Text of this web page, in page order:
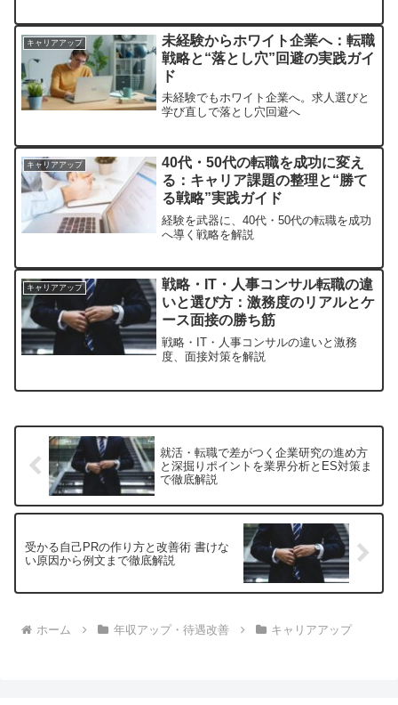
キャリアアップ
未経験からホワイト企業へ：転職
戦略と“落とし穴”回避の実践ガイ
ド
未経験でもホワイト企業へ。求人選びと
学び直しで落とし穴回避へ
キャリアアップ
40代・50代の転職を成功に変え
る：キャリア課題の整理と“勝て
る戦略”実践ガイド
経験を武器に、40代・50代の転職を成功
へ導く戦略を解説
キャリアアップ
戦略・IT・人事コンサル転職の違
いと選び方：激務度のリアルとケ
ース面接の勝ち筋
戦略・IT・人事コンサルの違いと激務
度、面接対策を解説
就活・転職で差がつく企業研究の進め方
と深掘りポイントを業界分析とES対策ま
で徹底解説
受かる自己PRの作り方と改善術 書けな
い原因から例文まで徹底解説
ホーム 年収アップ・待遇改善 キャリアアップ